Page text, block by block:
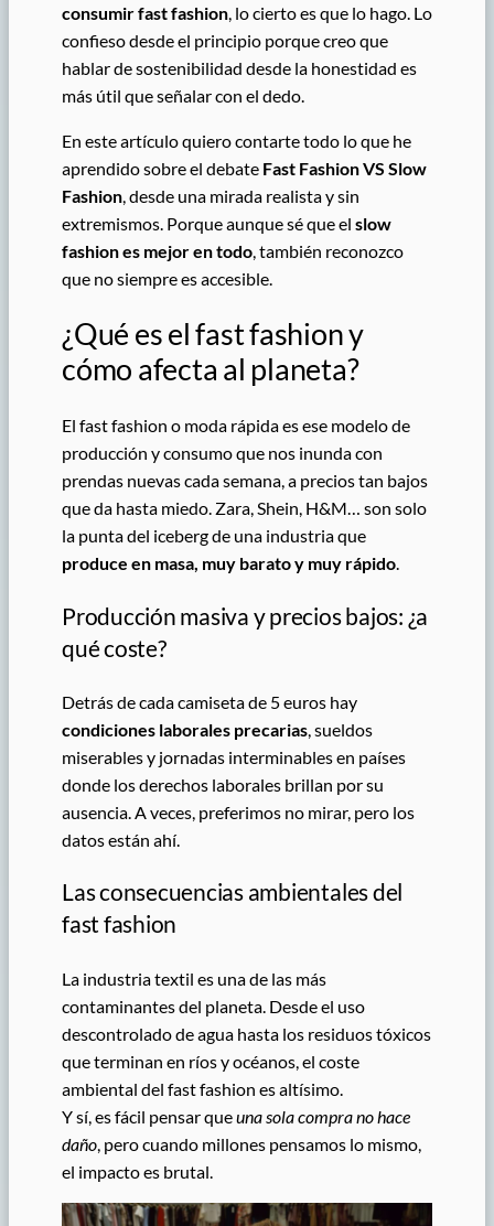
consumir fast fashion , lo cierto es que lo hago. Lo
confieso desde el principio porque creo que
hablar de sostenibilidad desde la honestidad es
más útil que señalar con el dedo.
En este artículo quiero contarte todo lo que he
aprendido sobre el debate Fast Fashion VS Slow
Fashion, desde una mirada realista y sin
extremismos. Porque aunque sé que el slow
fashion es mejor en todo, también reconozco
que no siempre es accesible.
¿Qué es el fast fashion y
cómo afecta al planeta?
El fast fashion o moda rápida es ese modelo de
producción y consumo que nos inunda con
prendas nuevas cada semana, a precios tan bajos
que da hasta miedo. Zara, Shein, H&M… son solo
la punta del iceberg de una industria que
produce en masa, muy barato y muy rápido.
Producción masiva y precios bajos: ¿a
qué coste?
Detrás de cada camiseta de 5 euros hay
condiciones laborales precarias, sueldos
miserables y jornadas interminables en países
donde los derechos laborales brillan por su
ausencia. A veces, preferimos no mirar, pero los
datos están ahí.
Las consecuencias ambientales del
fast fashion
La industria textil es una de las más
contaminantes del planeta. Desde el uso
descontrolado de agua hasta los residuos tóxicos
que terminan en ríos y océanos, el coste
ambiental del fast fashion es altísimo.
Y sí, es fácil pensar queuna sola compra no hace
daño , pero cuando millones pensamos lo mismo,
el impacto es brutal.